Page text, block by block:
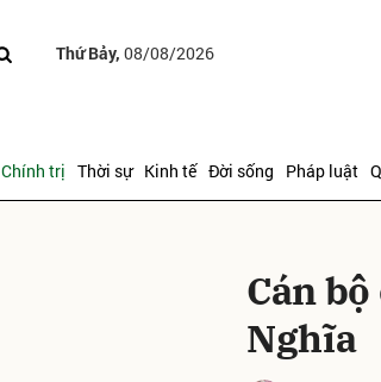
Thứ Bảy, 08/08/2026
Chính trị Thời sự Kinh tế Đời sống Pháp luật
Cán
Nghĩa
Gửi